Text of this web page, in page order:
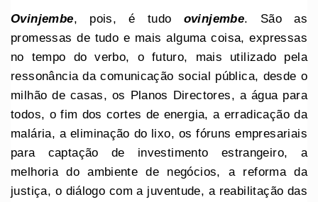
Ovinjembe, pois, é tudo ovinjembe. São as
promessas de tudo e mais alguma coisa, expressas
no tempo do verbo, o futuro, mais utilizado pela
ressonância da comunicação social pública, desde o
milhão de casas, os Planos Directores, a água para
todos, o fim dos cortes de energia, a erradicação da
malária, a eliminação do lixo, os fóruns empresariais
para captação de investimento estrangeiro, a
melhoria do ambiente de negócios, a reforma da
justiça, o diálogo com a juventude, a reabilitação das